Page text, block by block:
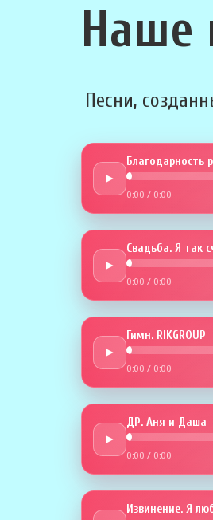
Наше
Песни,
►
Благодарность
0:00 / 0:00
►
0:00 / 0:00
►
Гимн. RIKGROUP
0:00 / 0:00
►
ДР. Аня и Даша
0:00 / 0:00
Извинение. Я